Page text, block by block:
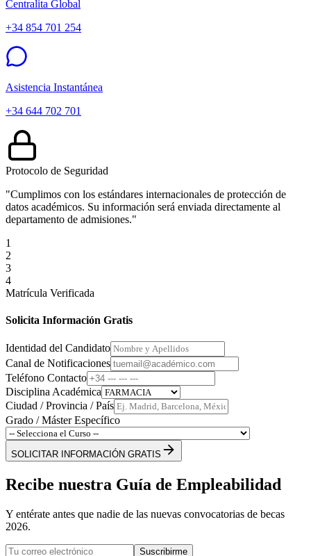
Centralita Global
+34 854 701 254
Asistencia Instantánea
+34 644 702 701
Protocolo de Seguridad
"Cumplimos con los estándares internacionales de protección de
datos académicos. Su información será enviada directamente al
departamento de admisiones."
1
2
3
4
Matrícula Verificada
Solicita Información Gratis
Identidad del Candidato
Canal de Notificaciones
Teléfono Contacto
Disciplina Académica
Ciudad / Provincia / País
Grado / Máster Específico
SOLICITAR INFORMACIÓN GRATIS
Recibe nuestra Guía de Empleabilidad
Y entérate antes que nadie de las nuevas convocatorias de becas
2026.
Suscribirme